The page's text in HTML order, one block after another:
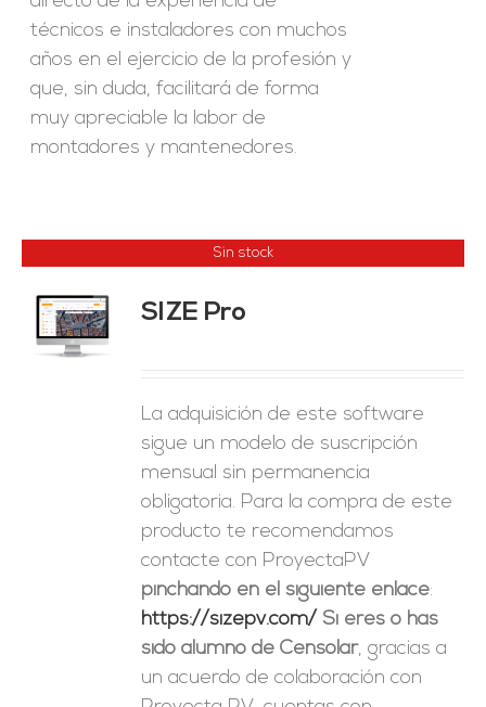
técnicos e instaladores con muchos
años en el ejercicio de la profesión y
que, sin duda, facilitará de forma
muy apreciable la labor de
montadores y mantenedores.
Sin stock
SIZE Pro
La adquisición de este software
sigue un modelo de suscripción
mensual sin permanencia
obligatoria. Para la compra de este
producto te recomendamos
contacte con ProyectaPV
pinchando en el siguiente enlace:
https://sizepv.com/ Si eres o has
sido alumno de Censolar, gracias a
un acuerdo de colaboración con